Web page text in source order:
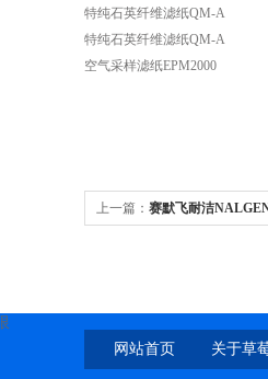
特纯石英纤维滤纸QM-A
特纯石英纤维滤纸QM-A
空气采样滤纸EPM2000
上一篇： 赛默飞耐洁
网站首页 关于草